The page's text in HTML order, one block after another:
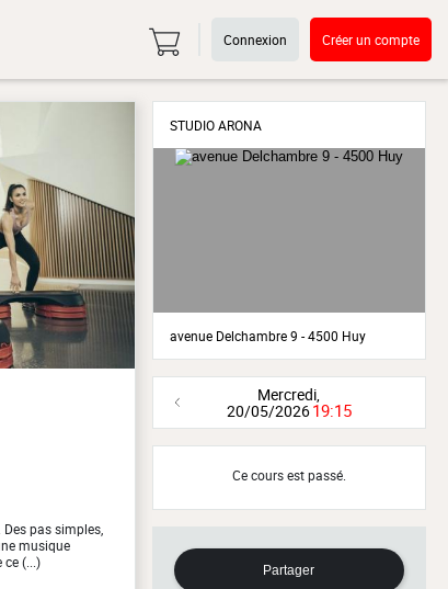
Connexion Créer un compte
pas simples,
musique
ce (...)
STUDIO ARONA
avenue Delchambre 9 - 4500 Huy
Mercredi,
20/05/202619:15
Ce cours est passé.
Partager